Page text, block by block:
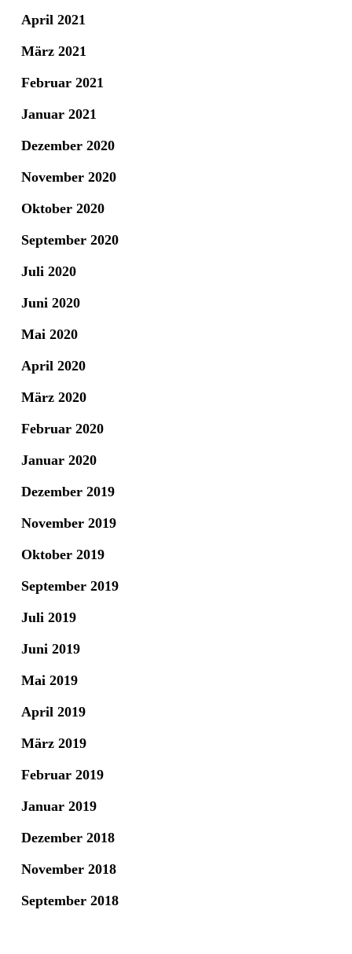
April 2021
März 2021
Februar 2021
Januar 2021
Dezember 2020
November 2020
Oktober 2020
September 2020
Juli 2020
Juni 2020
Mai 2020
April 2020
März 2020
Februar 2020
Januar 2020
Dezember 2019
November 2019
Oktober 2019
September 2019
Juli 2019
Juni 2019
Mai 2019
April 2019
März 2019
Februar 2019
Januar 2019
Dezember 2018
November 2018
September 2018